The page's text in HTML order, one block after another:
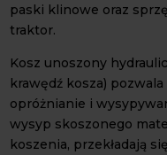
paski klinowe oraz
traktor.
Kosz unoszony
krawędź kosza)
opróżnianie i
wysyp skoszonego
koszenia, przekładają